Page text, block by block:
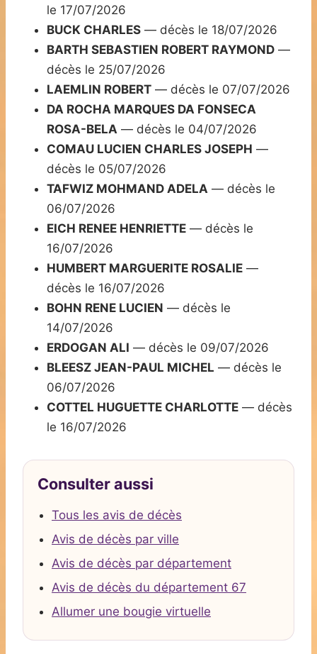
le 17/07/2026
BUCK CHARLES — décès le 18/07/2026
BARTH SEBASTIEN ROBERT RAYMOND —
décès le 25/07/2026
LAEMLIN ROBERT — décès le 07/07/2026
DA ROCHA MARQUES DA FONSECA
ROSA-BELA — décès le 04/07/2026
COMAU LUCIEN CHARLES JOSEPH —
décès le 05/07/2026
TAFWIZ MOHMAND ADELA — décès le
06/07/2026
EICH RENEE HENRIETTE — décès le
16/07/2026
HUMBERT MARGUERITE ROSALIE —
décès le 16/07/2026
BOHN RENE LUCIEN — décès le
14/07/2026
ERDOGAN ALI — décès le 09/07/2026
BLEESZ JEAN-PAUL MICHEL — décès le
06/07/2026
COTTEL HUGUETTE CHARLOTTE — décès
le 16/07/2026
Consulter aussi
Tous les avis de décès
Avis de décès par ville
Avis de décès par département
Avis de décès du département 67
Allumer une bougie virtuelle